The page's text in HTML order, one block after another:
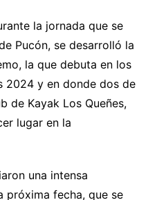
la jornada que se
Pucón, se desarrolló la
la que debuta en los
2024 y en donde dos de
de Kayak Los Queñes,
lugar en la
una intensa
próxima fecha, que se